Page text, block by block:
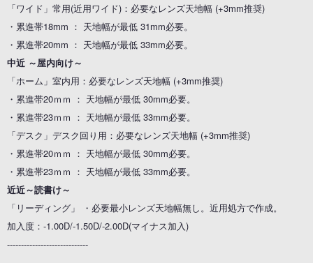
「ワイド」常用(近用ワイド)：必要なレンズ天地幅 (+3mm推奨)
・累進帯18mm ： 天地幅が最低 31mm必要。
・累進帯20mm ： 天地幅が最低 33mm必要。
中近 ～屋内向け～
「ホーム」室内用：必要なレンズ天地幅 (+3mm推奨)
・累進帯20ｍｍ ： 天地幅が最低 30mm必要。
・累進帯23ｍｍ ： 天地幅が最低 33mm必要。
「デスク」デスク回り用：必要なレンズ天地幅 (+3mm推奨)
・累進帯20ｍｍ ： 天地幅が最低 30mm必要。
・累進帯23ｍｍ ： 天地幅が最低 33mm必要。
近近～読書け～
「リーディング」 ・必要最小レンズ天地幅無し。近用処方で作成。
加入度：-1.00D/-1.50D/-2.00D(マイナス加入)
-----------------------------